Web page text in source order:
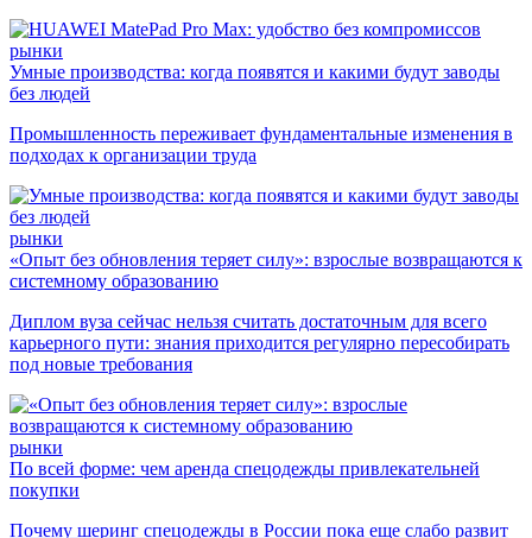
рынки
Умные производства: когда появятся и какими будут заводы
без людей
Промышленность переживает фундаментальные изменения в
подходах к организации труда
рынки
«Опыт без обновления теряет силу»: взрослые возвращаются к
системному образованию
Диплом вуза сейчас нельзя считать достаточным для всего
карьерного пути: знания приходится регулярно пересобирать
под новые требования
рынки
По всей форме: чем аренда спецодежды привлекательней
покупки
Почему шеринг спецодежды в России пока еще слабо развит